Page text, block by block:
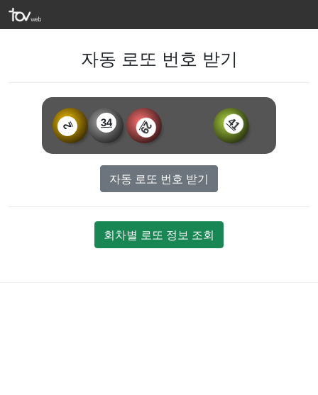
자동 로또 번호 받기
2 34 29 41
자동 로또 번호 받기
회차별 로또 정보 조회